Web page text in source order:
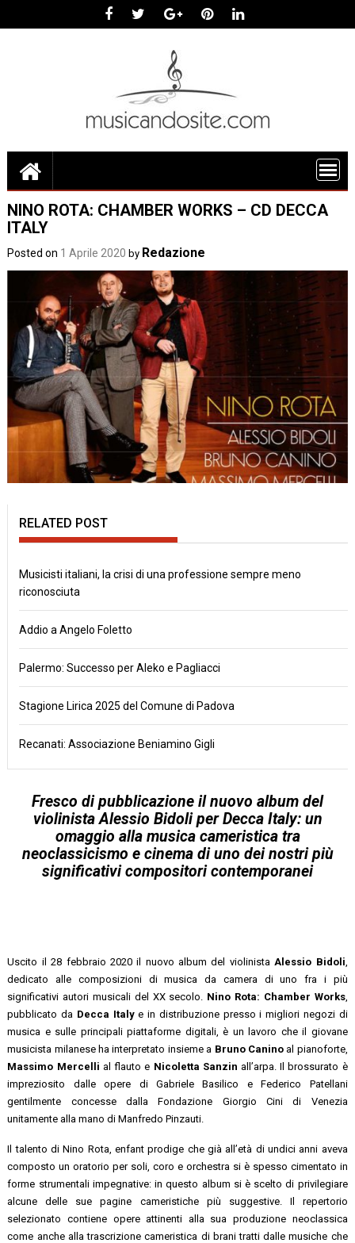
NINO ROTA: CHAMBER WORKS – CD DECCA
ITALY
Posted on 1 Aprile 2020 by Redazione
RELATED POST
Musicisti italiani, la crisi di una professione sempre meno
riconosciuta
Addio a Angelo Foletto
Palermo: Successo per Aleko e Pagliacci
Stagione Lirica 2025 del Comune di Padova
Recanati: Associazione Beniamino Gigli
Fresco di pubblicazione il nuovo album del
violinista Alessio Bidoli per Decca Italy: un
omaggio alla musica cameristica tra
neoclassicismo e cinema di uno dei nostri più
significativi compositori contemporanei
Uscito il 28 febbraio 2020 il nuovo album del violinista Alessio Bidoli
dedicato alle composizioni di musica da camera di uno fra i più
significativi autori musicali del XX secolo. Nino Rota: Chamber Works,
pubblicato da Decca Italye in distribuzione presso i migliori negozi di
musica e sulle principali piattaforme digitali, è un lavoro che il giovane
musicista milanese ha interpretato insieme a Bruno Caninoal pianoforte,
Massimo Mercelli al flauto e Nicoletta Sanzin all’arpa. Il brossurato è
impreziosito dalle opere di Gabriele Basilico e Federico Patellani
gentilmente concesse dalla Fondazione Giorgio Cini di Venezia
unitamente alla mano di Manfredo Pinzauti.
Il talento di Nino Rota, enfant prodige che già all’età di undici anni aveva
composto un oratorio per soli, coro e orchestra si è spesso cimentato in
forme strumentali impegnative: in questo album si è scelto di privilegiare
alcune delle sue pagine cameristiche più suggestive. Il repertorio
selezionato contiene opere attinenti alla sua produzione neoclassica
come anche alla trascrizione cameristica di brani tratti dalle musiche che